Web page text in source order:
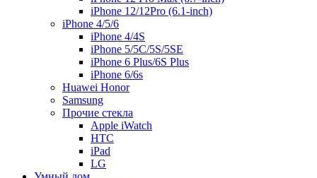
iPhone 12/12Pro (6.1-inch)
iPhone 4/5/6
iPhone 4/4S
iPhone 5/5C/5S/5SE
iPhone 6 Plus/6S Plus
iPhone 6/6s
Huawei Honor
Samsung
Прочие стекла
Apple iWatch
HTC
iPad
LG